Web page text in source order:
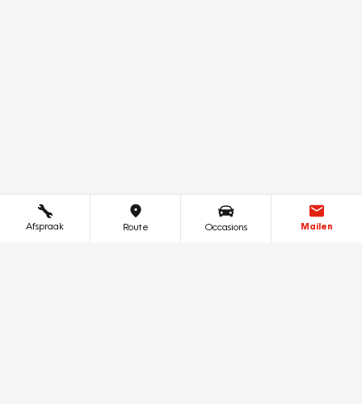
Afspraak Route Occasions Mailen